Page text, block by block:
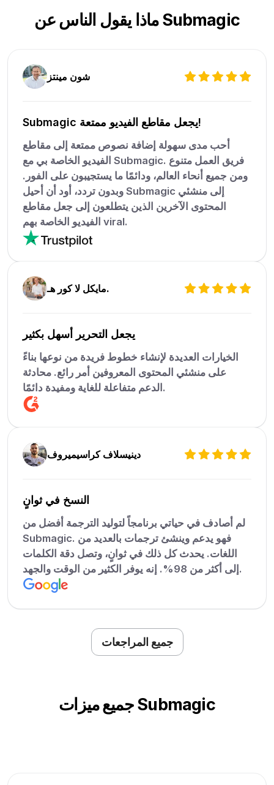
ماذا يقول الناس عن Submagic
شون مينتز
Submagic يجعل مقاطع الفيديو ممتعة!
أحب مدى سهولة إضافة نصوص ممتعة إلى مقاطع
الفيديو الخاصة بي مع Submagic. فريق العمل متنوع
ومن جميع أنحاء العالم، ودائمًا ما يستجيبون على الفور.
وبدون تردد، أود أن أحيل Submagic إلى منشئي
المحتوى الآخرين الذين يتطلعون إلى جعل مقاطع
الفيديو الخاصة بهم viral.
مايكل لا كور هـ.
يجعل التحرير أسهل بكثير
الخيارات العديدة لإنشاء خطوط فريدة من نوعها بناءً
على منشئي المحتوى المعروفين أمر رائع. محادثة
الدعم متفاعلة للغاية ومفيدة دائمًا.
دينيسلاف كراسيميروف
النسخ في ثوانٍ
لم أصادف في حياتي برنامجاً لتوليد الترجمة أفضل من
Submagic. فهو يدعم وينشئ ترجمات بالعديد من
اللغات. يحدث كل ذلك في ثوانٍ، وتصل دقة الكلمات
إلى أكثر من 98%. إنه يوفر الكثير من الوقت والجهد.
جميع المراجعات
جميع ميزات Submagic